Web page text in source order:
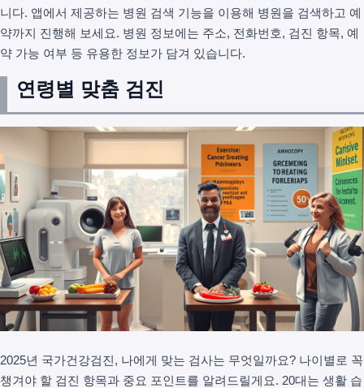
니다. 앱에서 제공하는 병원 검색 기능을 이용해 병원을 검색하고 예
약까지 진행해 보세요. 병원 정보에는 주소, 전화번호, 검진 항목, 예
약 가능 여부 등 유용한 정보가 담겨 있습니다.
연령별 맞춤 검진
2025년 국가건강검진, 나에게 맞는 검사는 무엇일까요? 나이별로 꼭
챙겨야 할 검진 항목과 중요 포인트를 알려드릴게요. 20대는 생활 습